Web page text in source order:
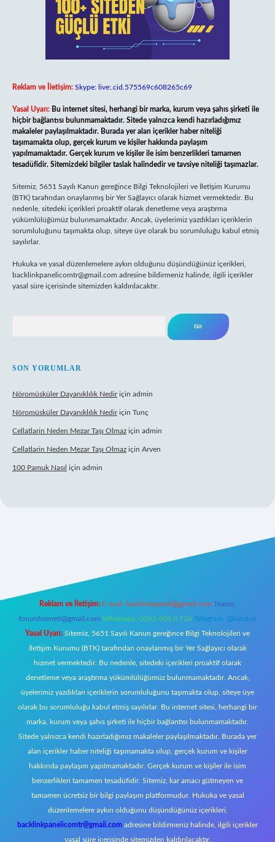
Reklam ve İletişim: Skype: live:.cid.575569c608265c69
Yasal Uyarı: Bu internet sitesi, herhangi bir marka, kurum veya şahıs şirketi ile
hiçbir bağlantısı bulunmamaktadır. Sitede yalnızca kendi hazırladığımız
makaleler paylaşılmaktadır. Burada yer alan içerikler haber niteliği
taşımamakta olup, gerçek kurum ve kişiler hakkında paylaşım
yapılmamaktadır. Gerçek kurum ve kişiler ile isim benzerlikleri tamamen
tesadüfidir. Sitemizdeki bilgiler taslak halindedir ve tavsiye niteliği taşımazlar.
Sitemiz, 5651 Sayılı Kanun gereğince Bilgi Teknolojileri ve İletişim Kurumu
(BTK) tarafından onaylanmış bir Yer Sağlayıcı olarak hizmet vermektedir. Bu
nedenle, sitedeki içerikleri proaktif olarak denetleme veya araştırma
yükümlülüğümüz bulunmamaktadır. Ancak, üyelerimiz yazdıkları içeriklerin
sorumluluğunu taşımakta olup, siteye üye olarak bu sorumluluğu kabul etmiş
sayılırlar.
Hukuka ve yasal düzenlemelere aykırı olduğunu düşündüğünüz içerikleri,
backlinkpanelicomtr@gmail.com adresine bildirmeniz halinde, ilgili içerikler
yasal süre içerisinde sitemizden kaldırılacaktır.
SON YORUMLAR
Nöromüsküler Dayanıklılık Nediriçin admin
Nöromüsküler Dayanıklılık Nediriçin Tunç
Cellatlarin Neden Mezar Taşı Olmaz için admin
Cellatlarin Neden Mezar Taşı Olmaz için Arven
100 Pamuk Nasıl için admin
Reklam ve İletişim: E-mail: backlinkpaneli@gmail.com Teams:
forumhizmeti@gmail.com Whatsapp: 0262 606 0 726 Telegram: @karabul
Yasal Uyarı: Sitemiz, 5651 Sayılı Kanun gereğince Bilgi Teknolojileri ve
İletişim Kurumu (BTK) tarafından onaylanmış bir Yer Sağlayıcı olarak
hizmet vermektedir. Bu nedenle, sitedeki içerikleri proaktif olarak
denetleme veya araştırma yükümlülüğümüz bulunmamaktadır. Ancak,
üyelerimiz yazdıkları içeriklerin sorumluluğunu taşımakta olup, siteye üye
olarak bu sorumluluğu kabul etmiş sayılırlar. Bu internet sitesi, herhangi bir
marka, kurum veya şahıs şirketi ile hiçbir bağlantısı bulunmamaktadır.
Sitede yalnızca kendi hazırladığımız makaleler paylaşılmaktadır. Burada yer
alan içerikler haber niteliği taşımamakta olup, gerçek kurum ve kişiler
hakkında paylaşım yapılmamaktadır. Gerçek kurum ve kişiler ile isim
benzerlikleri tamamen tesadüfidir. Sitemiz, kar amacı gütmeyen ve
tamamen ücretsiz bir bilgi paylaşım platformudur. Hukuka ve yasal
düzenlemelere aykırı olduğunu düşündüğünüz içerikleri,
backlinkpanelicomtr@gmail.com adresine bildirmeniz halinde, ilgili içerikler
yasal süre içerisinde sitemizden kaldırılacaktır.